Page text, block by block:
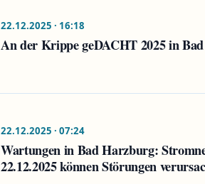
22.12.2025 · 16:18
An der Krippe geDACHT 2025 in
22.12.2025 · 07:24
Wartungen in Bad Harzburg:
22.12.2025 können Störungen